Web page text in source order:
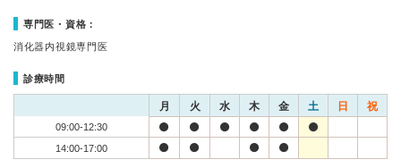
専門医・資格：
消化器内視鏡専門医
診療時間
月 火 水 木 金 土 日 祝
09:00-12:30
14:00-17:00